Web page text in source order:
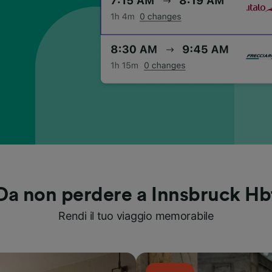
non perdere a Innsbruck
Rendi il tuo viaggio memorabile